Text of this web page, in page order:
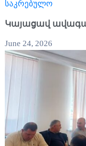
საკრებულო
Կայացավ
June 24, 2026